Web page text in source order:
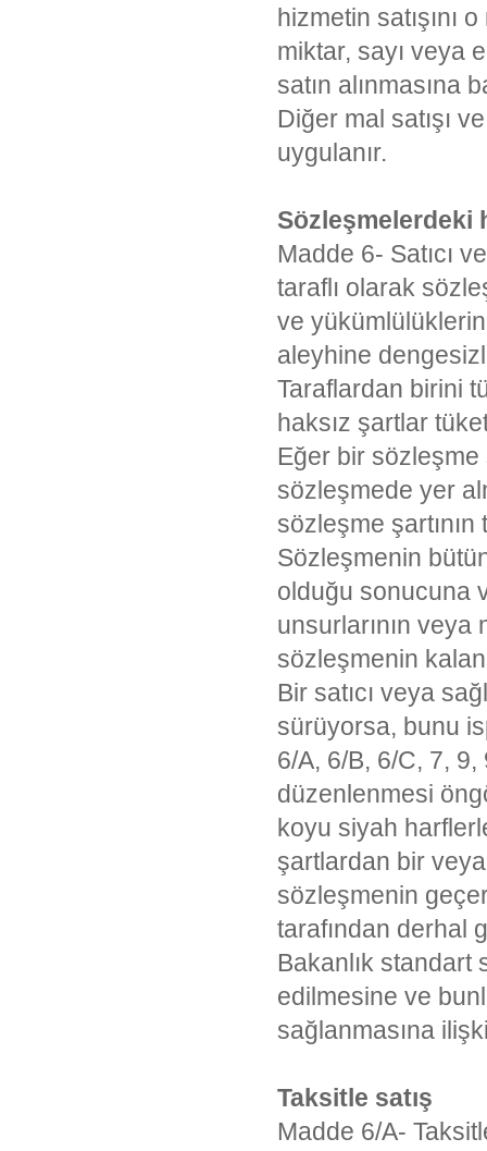
hizmetin satışını
miktar, sayı veya
satın alınmasına
Diğer mal satışı
uygulanır.
Sözleşmelerdeki
Madde 6- Satıcı
taraflı olarak
ve
aleyhine
Taraflardan birini
haksız şartlar
Eğer bir sözleşme
sözleşmede yer
sözleşme
Sözleşmenin
olduğu sonucuna
unsurlarının
sözleşmenin
Bir satıcı veya
sürüyorsa, bunu
6/A, 6/B, 6/C, 7, 9,
düzenlenmesi
koyu siyah
şartlardan bir
sözleşmenin
tarafından derhal
Bakanlık standart
edilmesine ve
sağlanmasına
Taksitle satış
Madde 6/A-